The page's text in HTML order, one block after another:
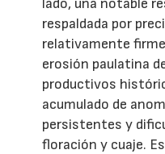
lado, una notable
respaldada por
relativamente
erosión paulatina
productivos
acumulado de
persistentes y
floración y cuaje.